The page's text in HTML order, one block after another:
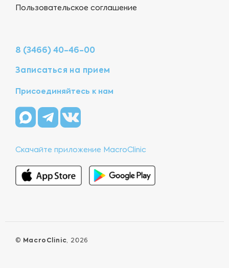
Пользовательское соглашение
8 (3466) 40-46-00
Записаться на прием
Присоединяйтесь к нам
Скачайте приложение MacroClinic
© MacroClinic, 2026